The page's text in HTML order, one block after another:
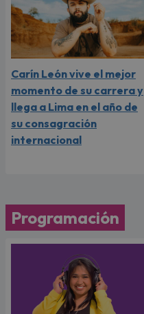
Carín León vive el mejor
momento de su carrera y
llega a Lima en el año de
su consagración
internacional
Programación